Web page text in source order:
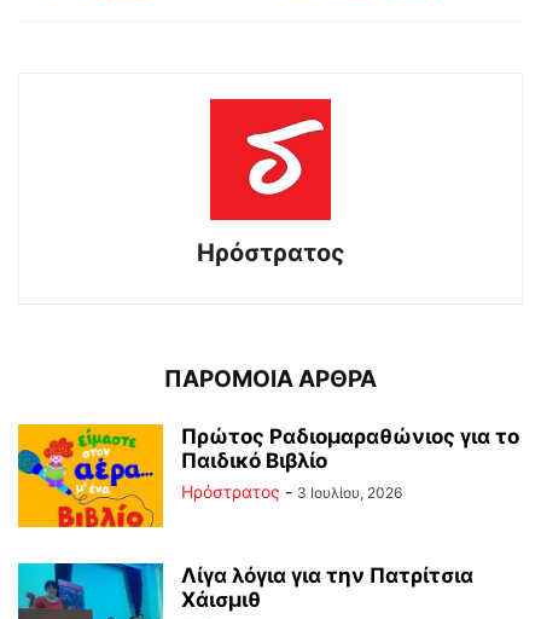
Ηρόστρατος
ΠΑΡΟΜΟΙΑ ΑΡΘΡΑ
Πρώτος Ραδιομαραθώνιος για το
Παιδικό Βιβλίο
Ηρόστρατος - 3 Ιουλίου, 2026
Λίγα λόγια για την Πατρίτσια
Χάισμιθ